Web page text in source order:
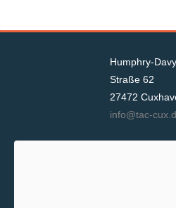
Humphry-
Straße 62
27472
info@tac-